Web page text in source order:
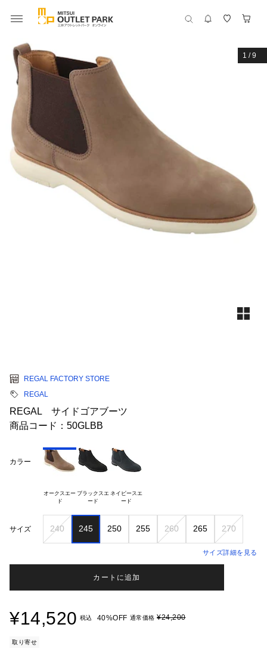
1 /9
REGAL FACTORY STORE
REGAL
REGAL サイドゴアブーツ
商品コード：50GLBB
カラー
オークスエー ブラックスエ ネイビースエ
サイズ 240 245 250 255 260 265 270
サイズ詳細を見る
カートに追加
¥14,520 税込 40%OFF 通常価格 ¥24,200
取り寄せ